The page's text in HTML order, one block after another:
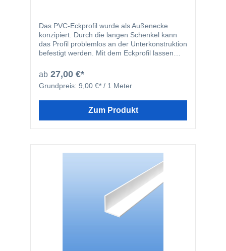
Das PVC-Eckprofil wurde als Außenecke
konzipiert. Durch die langen Schenkel kann
das Profil problemlos an der Unterkonstruktion
befestigt werden. Mit dem Eckprofil lassen
im 90 Grad Winkel verlegen.
ab 27,00 €*
Grundpreis: 9,00 €* / 1 Meter
Zum Produkt